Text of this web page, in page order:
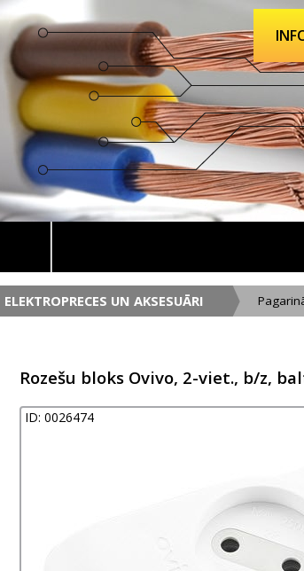
ELEKTROPRECES UN AKSESUĀRI
Rozešu bloks Ovivo, 2-viet., b/z,
ID: 0026474